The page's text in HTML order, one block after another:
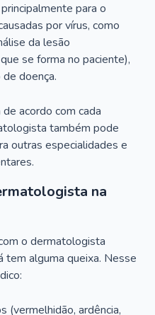
para o
por vírus, como
da lesão
se forma no paciente),
doença.
acordo com cada
também pode
outras especialidades e
na
o dermatologista
tem alguma queixa. Nesse
(vermelhidão, ardência,